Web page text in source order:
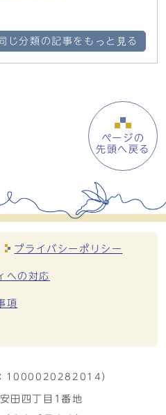
同じ分類の記事をもっと見る
ページの
先頭へ戻る
プライバシーポリシー
への対応
項
1000020282014）
田四丁目1番地